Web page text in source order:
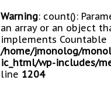
Warning: count():
an array or an object
implements Countable
/home/jmonolog/
ic_html/wp-includes/
line 1204